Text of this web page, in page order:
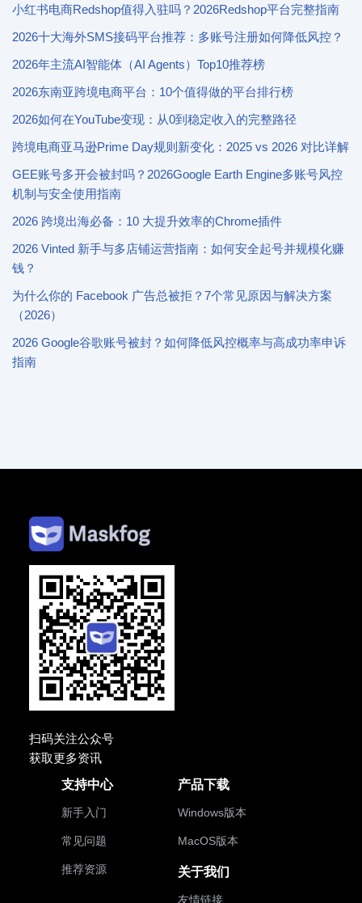
小红书电商Redshop值得入驻吗？2026Redshop平台完整指南
2026十大海外SMS接码平台推荐：多账号注册如何降低风控？
2026年主流AI智能体（AI Agents）Top10推荐榜
2026东南亚跨境电商平台：10个值得做的平台排行榜
2026如何在YouTube变现：从0到稳定收入的完整路径
跨境电商亚马逊Prime Day规则新变化：2025 vs 2026 对比详解
GEE账号多开会被封吗？2026Google Earth Engine多账号风控
机制与安全使用指南
2026 跨境出海必备：10 大提升效率的Chrome插件
2026 Vinted 新手与多店铺运营指南：如何安全起号并规模化赚
钱？
为什么你的 Facebook 广告总被拒？7个常见原因与解决方案
（2026）
2026 Google谷歌账号被封？如何降低风控概率与高成功率申诉
指南
扫码关注公众号
获取更多资讯
支持中心
新手入门
常见问题
推荐资源
产品下载
Windows版本
MacOS版本
关于我们
友情链接